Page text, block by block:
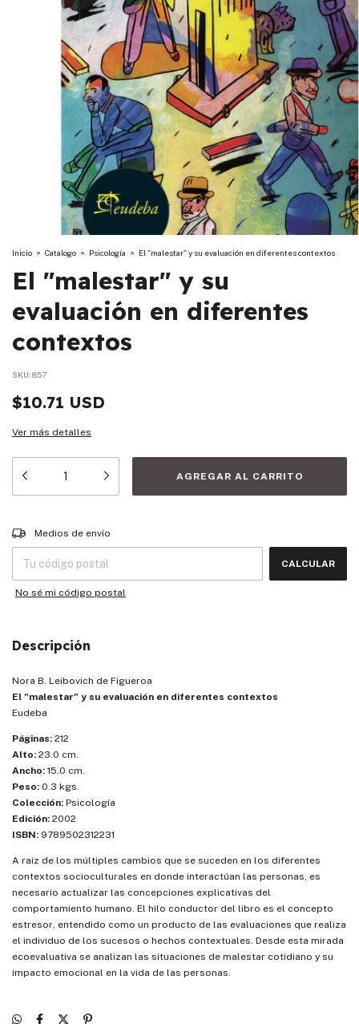
Inicio > Catalogo > Psicología > El "malestar" y su evaluación en diferentes contextos
El "malestar" y su
evaluación en diferentes
contextos
SKU: 857
$10.71 USD
Ver más detalles
Entregas para el CP:
Medios de envío
CALCULAR
No sé mi código postal
Descripción
Nora B. Leibovich de Figueroa
El "malestar" y su evaluación en diferentes contextos
Eudeba
Páginas: 212
Alto: 23.0 cm.
Ancho: 15.0 cm.
Peso: 0.3 kgs.
Colección: Psicología
Edición: 2002
ISBN: 9789502312231
A raíz de los múltiples cambios que se suceden en los diferentes
contextos socioculturales en donde interactúan las personas, es
necesario actualizar las concepciones explicativas del
comportamiento humano. El hilo conductor del libro es el concepto
estresor, entendido como un producto de las evaluaciones que realiza
el individuo de los sucesos o hechos contextuales. Desde esta mirada
ecoevaluativa se analizan las situaciones de malestar cotidiano y su
impacto emocional en la vida de las personas.